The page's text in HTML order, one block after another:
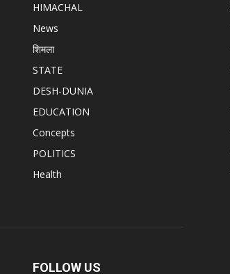
HIMACHAL
News
शिमला
STATE
DESH-DUNIA
EDUCATION
Concepts
POLITICS
Health
FOLLOW US